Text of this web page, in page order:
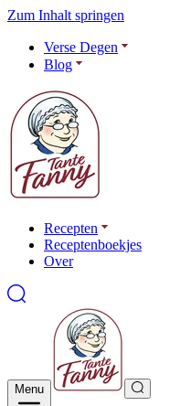
Zum Inhalt springen
Verse Degen
Blog
Recepten
Receptenboekjes
Over
Menu